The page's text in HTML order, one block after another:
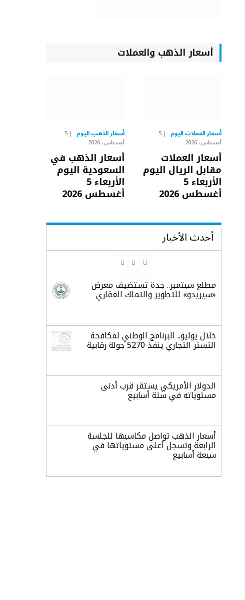
أسعار الذهب والعملات
أسعار العملات اليوم 5
أغسطس، 2026
أسعار العملات
مقابل الريال اليوم
الأربعاء 5
أغسطس 2026
أسعار الذهب اليوم 5
أغسطس، 2026
أسعار الذهب في
السعودية اليوم
الأربعاء 5
أغسطس 2026
أحدث الأخبار
مطلع سبتمبر.. جدة تستضيف معرض
«سيريدو» للتطوير والتملك العقاري
خلال يوليو.. البرنامج الوطني لمكافحة
التستر التجاري ينفذ 5270 جولة رقابية
الدولار الأمريكي يستقر قرب أدنى
مستوياته في ستة أسابيع
أسعار الذهب تواصل مكاسبها للجلسة
الرابعة وتسجل أعلى مستوياتها في
سبعة أسابيع